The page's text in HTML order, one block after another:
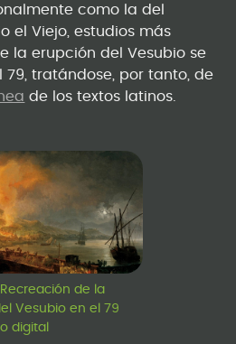
como la del
el Viejo, estudios más
la erupción del Vesubio se
79, tratándose, por tanto, de
de los textos latinos.
Recreación de la
Vesubio en el 79
digital